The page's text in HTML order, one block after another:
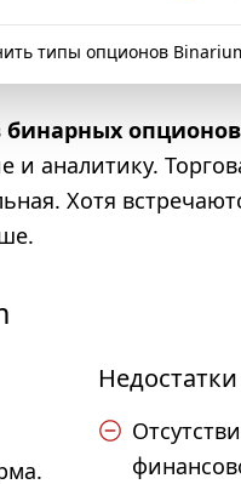
типы опционов
опционов
и аналитику.
Хотя
Недостатки